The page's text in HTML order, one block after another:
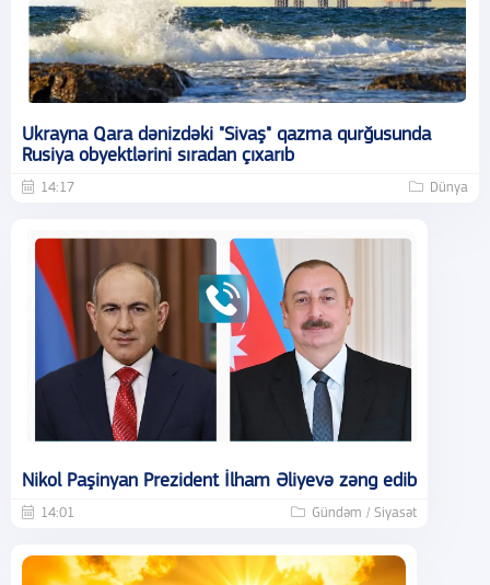
Ukrayna Qara dənizdəki "Sivaş" qazma qurğusunda
Rusiya obyektlərini sıradan çıxarıb
14:17 Dünya
Nikol Paşinyan Prezident İlham Əliyevə zəng edib
14:01 Gündəm / Siyasət